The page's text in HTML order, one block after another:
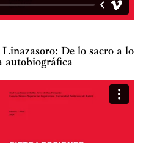
De lo sacro a lo
autobiográfica